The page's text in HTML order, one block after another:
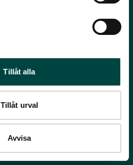
Tillåt alla
Tillåt urval
Avvisa